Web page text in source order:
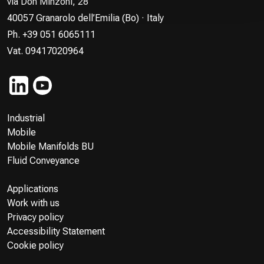
40057 Granarolo dell’Emilia (Bo) · Italy
Ph. +39 051 6065111
Vat. 09417020964
Industrial
Mobile
Mobile Manifolds BU
Fluid Conveyance
Applications
Work with us
Privacy policy
Accessibility Statement
Cookie policy